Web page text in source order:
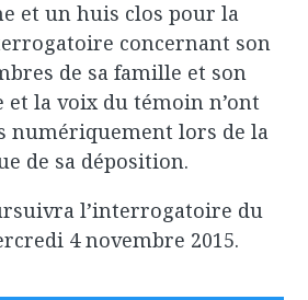
et un huis clos pour la
concernant son
de sa famille et son
et la voix du témoin n’ont
numériquement lors de la
de sa déposition.
l’interrogatoire du
4 novembre 2015.